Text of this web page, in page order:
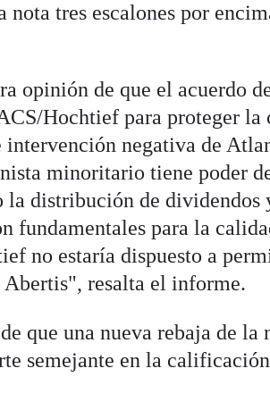
nota tres escalones por
opinión de que el acuerdo
Hochtief para proteger la
negativa de
minoritario tiene poder
la distribución de dividendos
fundamentales para la
no estaría dispuesto a
resalta el informe.
que una nueva rebaja de la
semejante en la